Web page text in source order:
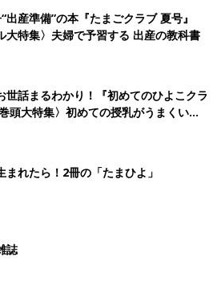
出産準備”の本『たまごクラブ 夏号』
大特集〉夫婦で予習する 出産の教科書
世話まるわかり！『初めてのひよこクラ
頭大特集〉初めての授乳がうまくい
・ミルクの基本と夏のトラブル 解決テ
まれたら！2冊の「たまひよ」
誌